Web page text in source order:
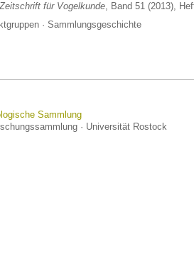
für Vogelkunde, Band 51 (2013),
· Sammlungsgeschichte
Sammlung
· Universität Rostock